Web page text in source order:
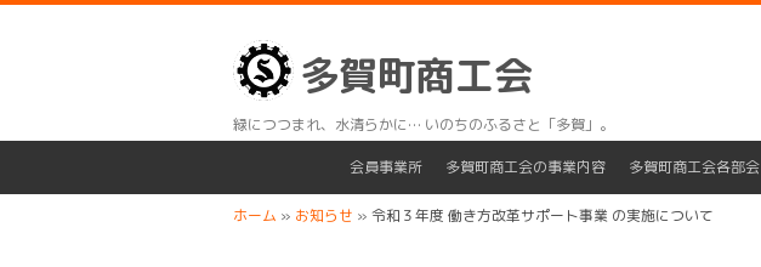
多賀町商工会
緑につつまれ、水清らかに… いのちのふるさと「多賀」。
会員事業所 多賀町商工会の事業内容 多賀町商工会各部会
ホーム » お知らせ » 令和３年度 働き方改革サポート事業 の実施について